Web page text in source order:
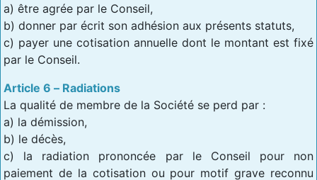
a) être agrée par le Conseil,
b) donner par écrit son adhésion aux présents statuts,
c) payer une cotisation annuelle dont le montant est fixé
par le Conseil.
Article 6 – Radiations
La qualité de membre de la Société se perd par :
a) la démission,
b) le décès,
c) la radiation prononcée par le Conseil pour non
paiement de la cotisation ou pour motif grave reconnu